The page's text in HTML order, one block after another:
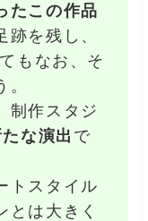
たこの作品
跡を残し、
もなお、そ
制作スタジ
たな演出 で
トスタイル
とは大きく